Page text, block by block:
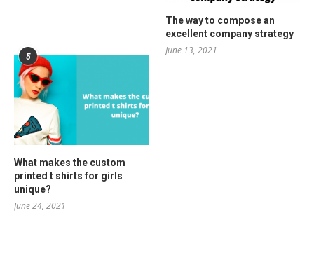
The way to compose an
excellent company strategy
June 13, 2021
5
What makes the custom
printed t shirts for girls
unique?
June 24, 2021